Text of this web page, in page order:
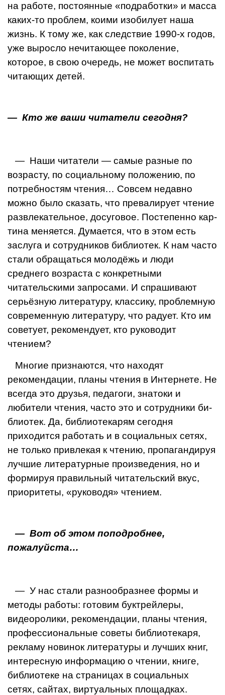
на работе, постоянные «подработки» и масса
каких-то проблем, коими изобилует наша
жизнь. К тому же, как следствие 1990-х годов,
уже выросло не­читающее поколение,
которое, в свою очередь, не мо­жет воспитать
читающих детей.
— Кто же ваши читатели сегодня?
— Наши читатели — самые разные по
возрасту, по со­циальному положению, по
потребностям чтения… Со­всем недавно
можно было сказать, что превалирует чтение
развлекательное, досуговое. Постепенно кар­
тина меняется. Думается, что в этом есть
заслуга и со­трудников библиотек. К нам часто
стали обращаться молодёжь и люди
среднего возраста с конкретными
читательскими запросами. И спрашивают
серьёзную литературу, классику, проблемную
современную лите­ратуру, что радует. Кто им
советует, рекомендует, кто руководит
чтением?
Многие признаются, что находят
рекомендации, пла­ны чтения в Интернете. Не
всегда это друзья, педагоги, знатоки и
любители чтения, часто это и сотрудники би­
блиотек. Да, библиотекарям сегодня
приходится рабо­тать и в социальных сетях,
не только привлекая к чте­нию, пропагандируя
лучшие литературные произве­дения, но и
формируя правильный читательский вкус,
приоритеты, «руководя» чтением.
— Вот об этом поподробнее,
пожалуйста…
— У нас стали разнообразнее формы и
методы рабо­ты: готовим буктрейлеры,
видеоролики, рекоменда­ции, планы чтения,
профессиональные советы библи­отекаря,
рекламу новинок литературы и лучших книг,
интересную информацию о чтении, книге,
библиотеке на страницах в социальных
сетях, сайтах, виртуальных площадках.